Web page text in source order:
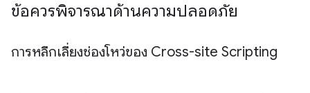
ข้อควรพิจารณาด้านความปลอดภัย
การหลีกเลี่ยงช่องโหว่ของ Cross-site Scripting